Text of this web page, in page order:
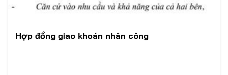
Hợp đồng giao khoán nhân công